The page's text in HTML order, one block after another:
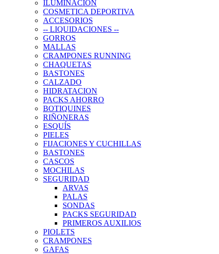
ILUMINACION
COSMETICA DEPORTIVA
ACCESORIOS
-- LIQUIDACIONES --
GORROS
MALLAS
CRAMPONES RUNNING
CHAQUETAS
BASTONES
CALZADO
HIDRATACION
PACKS AHORRO
BOTIQUINES
RIÑONERAS
ESQUÍS
PIELES
FIJACIONES Y CUCHILLAS
BASTONES
CASCOS
MOCHILAS
SEGURIDAD
ARVAS
PALAS
SONDAS
PACKS SEGURIDAD
PRIMEROS AUXILIOS
PIOLETS
CRAMPONES
GAFAS